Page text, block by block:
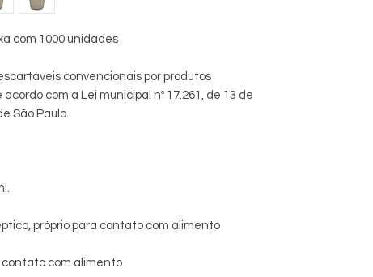
com 1000 unidades
convencionais por produtos
com a Lei municipal nº 17.261, de 13 de
São Paulo.
próprio para contato com alimento
contato com alimento